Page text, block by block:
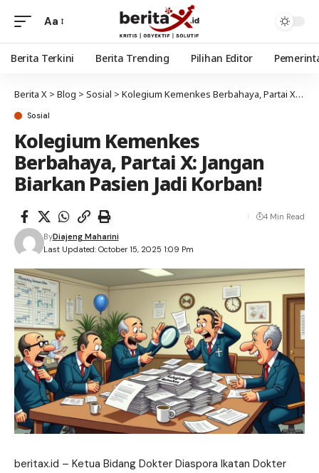
Aa
Berita Terkini Berita Trending Pilihan Editor
Berita X > Blog > Sosial > Kolegium Kemenkes Berbahaya, Partai X: Jangan Biarkan Pasien Jadi Korban!
Sosial
Kolegium Kemenkes
Berbahaya, Partai X: Jangan
Biarkan Pasien Jadi Korban!
Last Updated: October 15, 2025 1:09 Pm
ByDiajeng Maharini
4 Min Read
beritax.id – Ketua Bidang Dokter Diaspora Ikatan Dokter